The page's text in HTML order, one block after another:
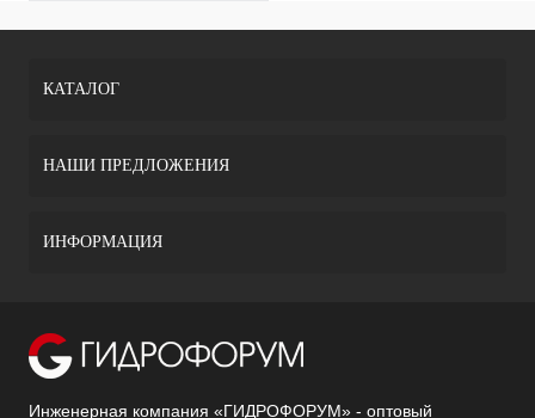
КАТАЛОГ
НАШИ ПРЕДЛОЖЕНИЯ
ИНФОРМАЦИЯ
Инженерная компания «ГИДРОФОРУМ» - оптовый